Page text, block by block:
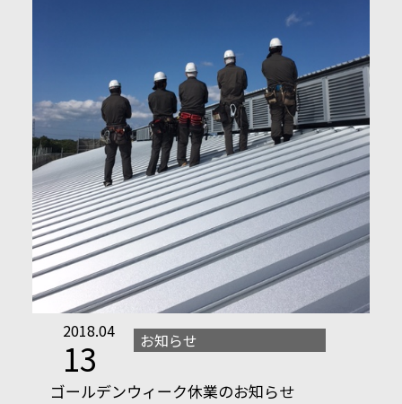
2018.04
13 お知らせ
ゴールデンウィーク休業のお知らせ